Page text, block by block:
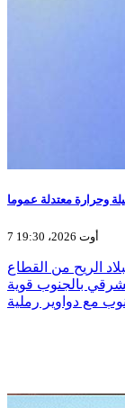
وحرارة معتدلة عموما
7 أوت 2026، 19:30
الريح من القطاع
بالجنوب قوية